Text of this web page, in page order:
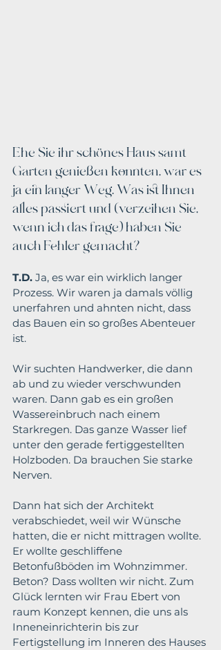
Ehe Sie ihr schönes Haus samt
Garten genießen konnten, war es
ja ein langer Weg. Was ist Ihnen
alles passiert und (verzeihen Sie,
wenn ich das frage) haben Sie
auch Fehler gemacht?
T.D. Ja, es war ein wirklich langer
Prozess. Wir waren ja damals völlig
unerfahren und ahnten nicht, dass
das Bauen ein so großes Abenteuer
ist.
Wir suchten Handwerker, die dann
ab und zu wieder verschwunden
waren. Dann gab es ein großen
Wassereinbruch nach einem
Starkregen. Das ganze Wasser lief
unter den gerade fertiggestellten
Holzboden. Da brauchen Sie starke
Nerven.
Dann hat sich der Architekt
verabschiedet, weil wir Wünsche
hatten, die er nicht mittragen wollte.
Er wollte geschliffene
Betonfußböden im Wohnzimmer.
Beton? Dass wollten wir nicht. Zum
Glück lernten wir Frau Ebert von
raum Konzept kennen, die uns als
Inneneinrichterin bis zur
Fertigstellung im Inneren des Hauses